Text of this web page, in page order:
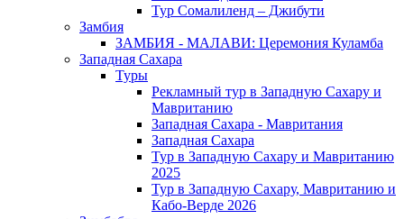
Тур Cомалиленд – Джибути
Замбия
ЗАМБИЯ - МАЛАВИ: Церемония Куламба
Западная Сахара
Туры
Рекламный тур в Западную Сахару и
Мавританию
Западная Сахара - Мавритания
Западная Сахара
Тур в Западную Сахару и Мавританию
2025
Тур в Западную Сахару, Мавританию и
Кабо-Верде 2026